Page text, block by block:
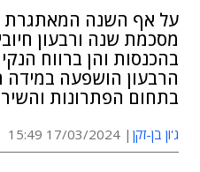
על אף השנה המאתגרת
מסכמת שנה ורבעון
בהכנסות והן ברווח
בתחום הפתרונות
ג'ון בן-זקן 17/03/2024 15:49